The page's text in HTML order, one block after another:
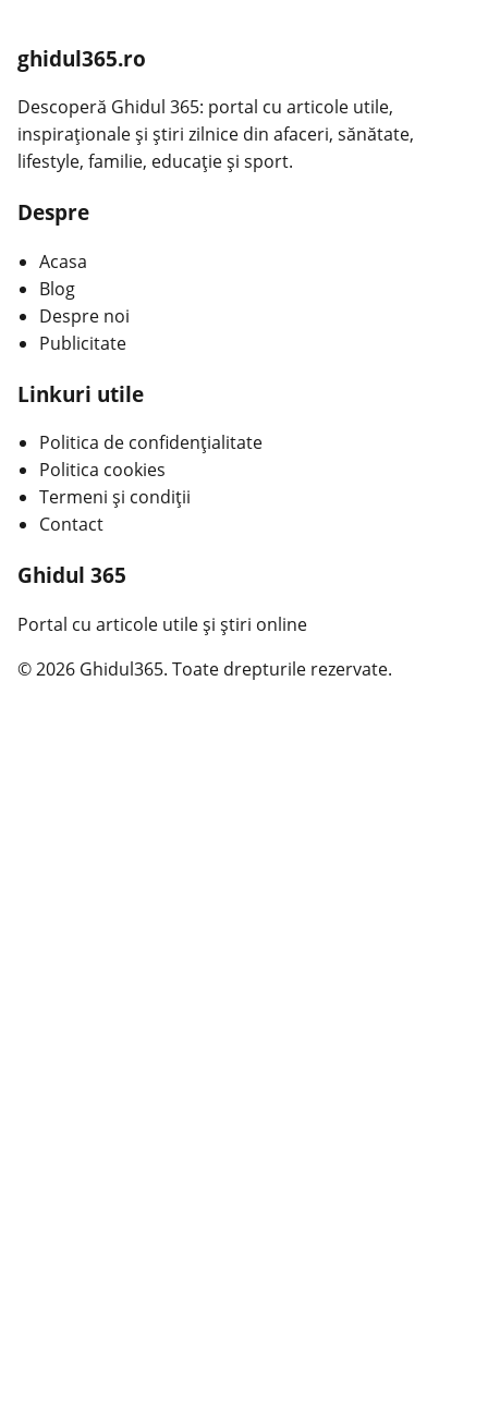
ghidul365.ro
Descoperă Ghidul 365: portal cu articole utile,
inspiraționale și știri zilnice din afaceri, sănătate,
lifestyle, familie, educație și sport.
Despre
Acasa
Blog
Despre noi
Publicitate
Linkuri utile
Politica de confidențialitate
Politica cookies
Termeni și condiții
Contact
Ghidul 365
Portal cu articole utile și știri online
© 2026 Ghidul365. Toate drepturile rezervate.